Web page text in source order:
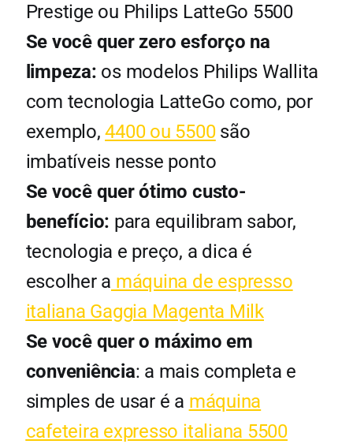
Prestige ou Philips LatteGo 5500
Se você quer zero esforço na
limpeza: os modelos Philips Wallita
com tecnologia LatteGo como, por
exemplo,4400 ou 5500são
imbatíveis nesse ponto
Se você quer ótimo custo-
benefício: para equilibram sabor,
tecnologia e preço, a dica é
escolher a máquina de espresso
italiana Gaggia Magenta Milk
Se você quer o máximo em
conveniência: a mais completa e
simples de usar é a máquina
cafeteira expresso italiana 5500